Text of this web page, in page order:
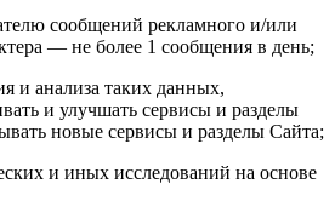
сообщений рекламного и/или
— не более 1 сообщения в день;
и анализа таких данных,
и улучшать сервисы и разделы
новые сервисы и разделы Сайта;
и иных исследований на основе